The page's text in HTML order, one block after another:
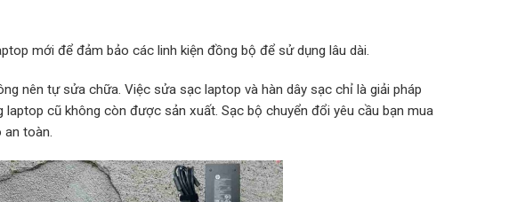
mới để đảm bảo các linh kiện đồng bộ để sử dụng lâu dài.
nên tự sửa chữa. Việc sửa sạc laptop và hàn dây sạc chỉ là giải pháp
cũ không còn được sản xuất. Sạc bộ chuyển đổi yêu cầu bạn mua
an toàn.